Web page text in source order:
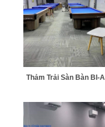
Thảm Trải Sàn Bàn BI-A